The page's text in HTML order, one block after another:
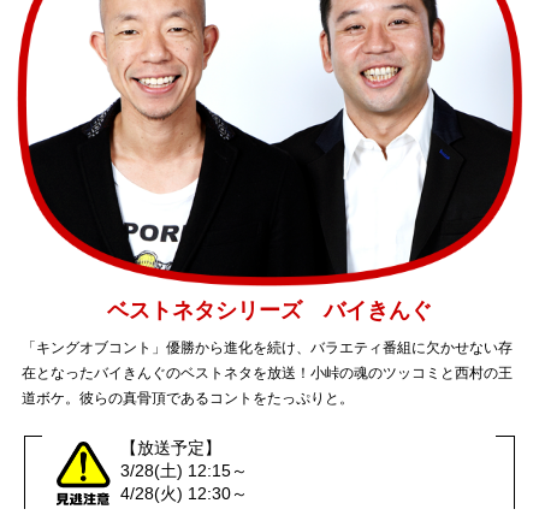
ベストネタシリーズ バイきんぐ
「キングオブコント」優勝から進化を続け、バラエティ番組に欠かせない存
在となったバイきんぐのベストネタを放送！小峠の魂のツッコミと西村の王
道ボケ。彼らの真骨頂であるコントをたっぷりと。
【放送予定】
3/28(土) 12:15～
4/28(火) 12:30～